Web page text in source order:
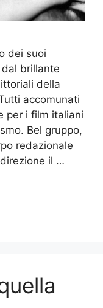
dei suoi
brillante
della
accomunati
per i film italiani
Bel gruppo,
redazionale
il …